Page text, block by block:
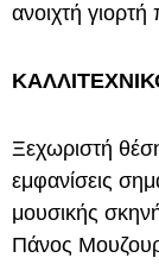
ανοιχτή γιορτή
Ξεχωριστή
εμφανίσεις
μουσικής
Πάνος